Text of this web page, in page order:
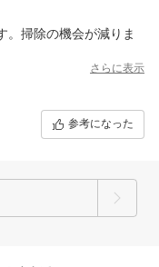
。掃除の機会が減りま
さらに表示
参考になった